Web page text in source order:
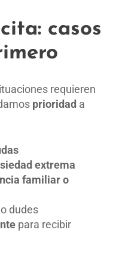
casos
requieren
prioridada
extrema
familiar o
dudes
para recibir